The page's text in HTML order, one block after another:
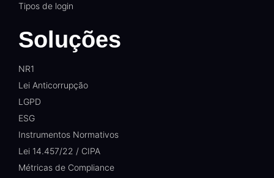
Tipos de login
Soluções
NR1
Lei Anticorrupção
LGPD
ESG
Instrumentos Normativos
Lei 14.457/22 / CIPA
Métricas de Compliance